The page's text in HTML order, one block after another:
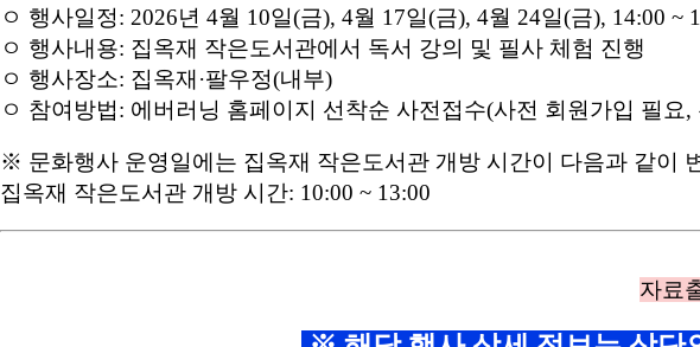
ㅇ 행사일정: 2026년 4월 10일(금), 4월 17일(금), 4월 24일(금), 14:00
ㅇ 행사내용: 집옥재 작은도서관에서 독서 강의 및 필사 체험 진행
ㅇ 행사장소: 집옥재·팔우정(내부)
ㅇ 참여방법: 에버러닝 홈페이지 선착순 사전접수(사전 회원가입 필요,
※ 문화행사 운영일에는 집옥재 작은도서관 개방 시간이 다음과 같이
집옥재 작은도서관 개방 시간: 10:00 ~ 13:00
자료